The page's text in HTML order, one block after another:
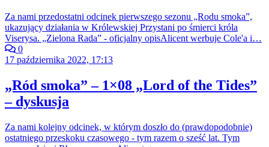
Za nami przedostatni odcinek pierwszego sezonu „Rodu smoka”,
ukazujący działania w Królewskiej Przystani po śmierci króla
Viserysa. „Zielona Rada” - oficjalny opisAlicent werbuje Cole'a i…
0
17 października 2022, 17:13
„Ród smoka” – 1×08 „Lord of the Tides”
– dyskusja
Za nami kolejny odcinek, w którym doszło do (prawdopodobnie)
ostatniego przeskoku czasowego - tym razem o sześć lat. Tym